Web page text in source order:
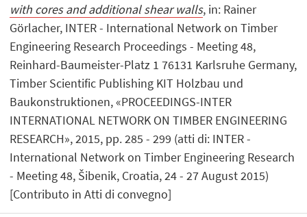
with cores and additional shear walls, in: Rainer
Görlacher, INTER - International Network on Timber
Engineering Research Proceedings - Meeting 48,
Reinhard-Baumeister-Platz 1 76131 Karlsruhe Germany,
Timber Scientific Publishing KIT Holzbau und
Baukonstruktionen, «PROCEEDINGS-INTER
INTERNATIONAL NETWORK ON TIMBER ENGINEERING
RESEARCH», 2015, pp. 285 - 299 (atti di: INTER -
International Network on Timber Engineering Research
- Meeting 48, Šibenik, Croatia, 24 - 27 August 2015)
[Contributo in Atti di convegno]